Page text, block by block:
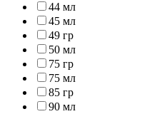
44 мл
45 мл
49 гр
50 мл
75 гр
75 мл
85 гр
90 мл